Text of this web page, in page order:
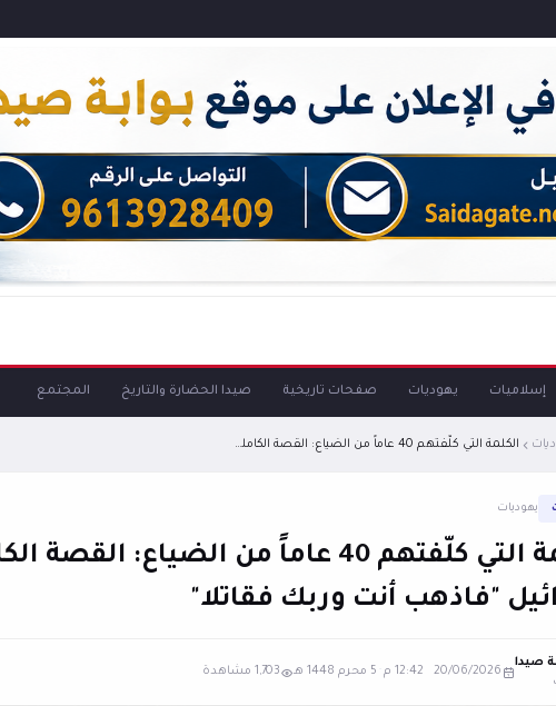
إسلاميات يهوديات صفحات تاريخية صيدا الحضارة والتاريخ المجتمع
الكلمة التي كلّفتهم 40 عاماً من الضياع: القصة الكاملة لتمرد بني إسرائيل "فاذهب أنت وربك فقاتلا"
يهوديات
الكلمة التي كلّفتهم 40 عاماً من الضياع:
"فاذهب أنت وربك فقاتلا"
صيدا
20/06/2026 12:42 م 5 محرم 1448 هـ 1,703 مشاهدة